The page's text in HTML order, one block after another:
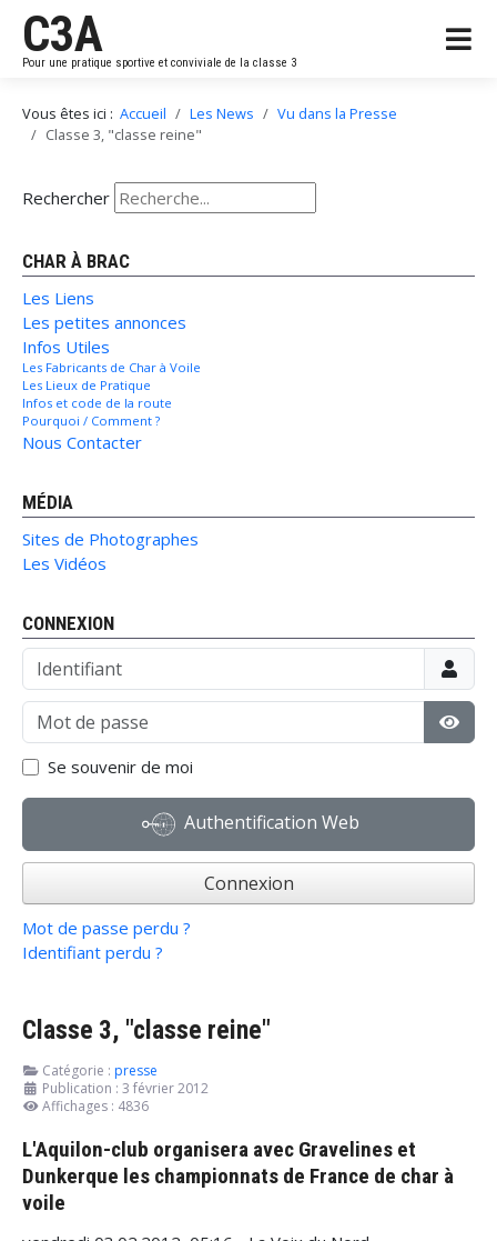
C3A
Pour une pratique sportive et conviviale de la classe 3
Vous êtes ici : Accueil Les News
Vu dans la Presse
Classe 3, "classe reine"
Rechercher
CHAR À BRAC
Les Liens
Les petites annonces
Infos Utiles
Les Fabricants de Char à Voile
Les Lieux de Pratique
Infos et code de la route
Pourquoi / Comment ?
Nous Contacter
MÉDIA
Sites de Photographes
Les Vidéos
CONNEXION
Identifiant
Mot de passe
Se souvenir de moi
Authentification Web
Connexion
Mot de passe perdu ?
Identifiant perdu ?
Classe 3, "classe reine"
Catégorie : presse
Publication : 3 février 2012
Affichages : 4836
L'Aquilon-club organisera avec Gravelines et
Dunkerque les championnats de France de char à
voile